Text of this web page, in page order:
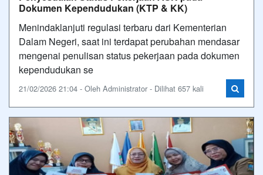
Dokumen Kependudukan (KTP & KK)
Menindaklanjuti regulasi terbaru dari Kementerian
Dalam Negeri, saat ini terdapat perubahan mendasar
mengenai penulisan status pekerjaan pada dokumen
kependudukan se
21/02/2026 21:04 - Oleh Administrator - Dilihat 657 kali